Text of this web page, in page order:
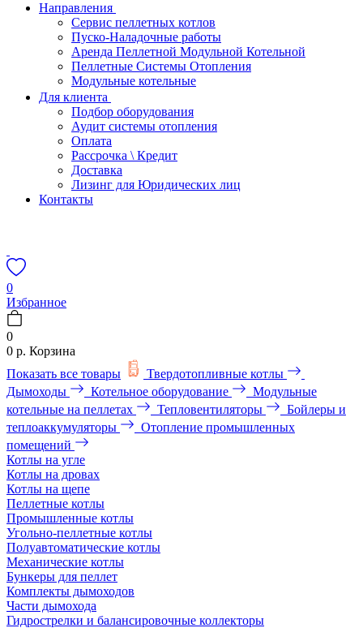
Направления
Сервис пеллетных котлов
Пуско-Наладочные работы
Аренда Пеллетной Модульной Котельной
Пеллетные Системы Отопления
Модульные котельные
Для клиента
Подбор оборудования
Аудит системы отопления
Оплата
Рассрочка \ Кредит
Доставка
Лизинг для Юридических лиц
Контакты
0
Избранное
0
0 р. Корзина
Показать все товары
Твердотопливные котлы
Дымоходы
Котельное оборудование
Модульные
котельные на пеллетах
Тепловентиляторы
Бойлеры и
теплоаккумуляторы
Отопление промышленных
помещений
Котлы на угле
Котлы на дровах
Котлы на щепе
Пеллетные котлы
Промышленные котлы
Угольно-пеллетные котлы
Полуавтоматические котлы
Механические котлы
Бункеры для пеллет
Комплекты дымоходов
Части дымохода
Гидрострелки и балансировочные коллекторы